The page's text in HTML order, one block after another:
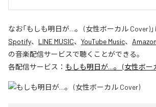
なお「もしも明日が…。 (女性ボーカル Cover)
Spotify、 LINE MUSIC、 YouTube Music、
の音楽配信サービスで聴くことができる。
各配信サービス： もしも明日が…。 (女性ボー